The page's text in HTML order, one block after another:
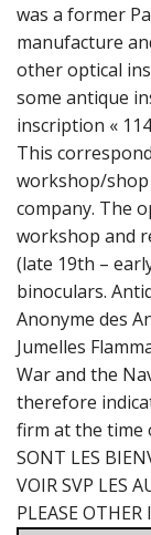
was a former
manufacture
other optical
some antique
inscription «
This
workshop/shop
company. The
workshop and
(late 19th –
binoculars.
Anonyme des
Jumelles
War and the
therefore
firm at the time
SONT LES
VOIR SVP LES
PLEASE